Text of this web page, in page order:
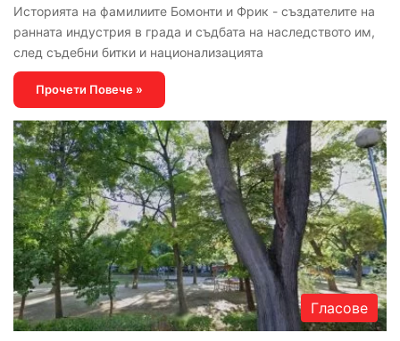
Историята на фамилиите Бомонти и Фрик - създателите на
ранната индустрия в града и съдбата на наследството им,
след съдебни битки и национализацията
Прочети Повече »
Гласове